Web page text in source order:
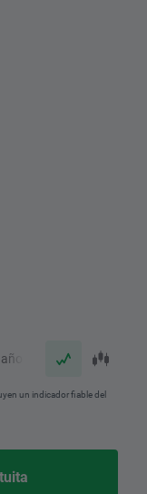
año
un indicador fiable del